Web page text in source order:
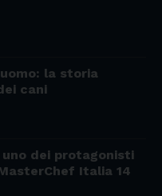
la storia
cani
uno dei protagonisti
Italia 14